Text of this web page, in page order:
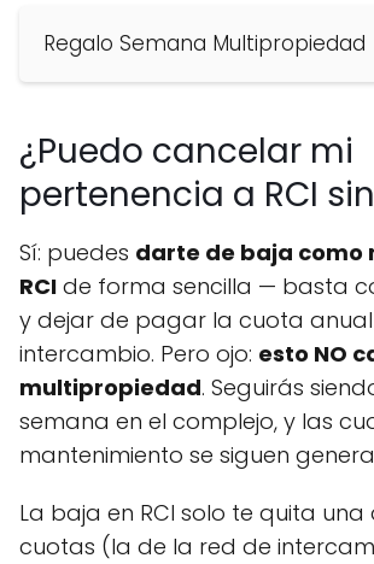
Regalo Semana Multipropiedad
¿Puedo cancelar mi
pertenencia a RCI
Sí: puedes darte de baja como
RCI de forma sencilla — basta
y dejar de pagar la cuota
intercambio. Pero ojo: esto NO
multipropiedad. Seguirás
semana en el complejo, y las
mantenimiento se siguen
La baja en RCI solo te quita una
cuotas (la de la red de